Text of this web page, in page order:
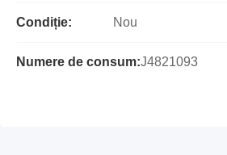
Condiție: Nou
Numere de consum:J4821093